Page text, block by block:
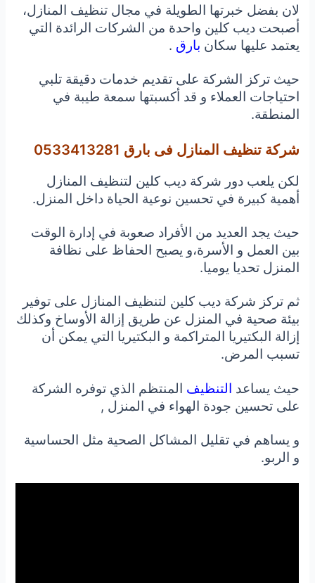
لان بفضل خبرتها الطويلة في مجال تنظيف المنازل،
أصبحت ديب كلين واحدة من الشركات الرائدة التي
يعتمد عليها سكان بارق .
حيث تركز الشركة على تقديم خدمات دقيقة تلبي
احتياجات العملاء و قد أكسبتها سمعة طيبة في
المنطقة.
شركة تنظيف المنازل فى بارق 0533413281
لكن يلعب دور شركة ديب كلين لتنظيف المنازل
أهمية كبيرة في تحسين نوعية الحياة داخل المنزل.
حيث يجد العديد من الأفراد صعوبة في إدارة الوقت
بين العمل و الأسرة،و يصبح الحفاظ على نظافة
المنزل تحديا يوميا.
ثم تركز شركة ديب كلين لتنظيف المنازل على توفير
بيئة صحية في المنزل عن طريق إزالة الأوساخ وكذلك
إزالة البكتيريا المتراكمة و البكتيريا التي يمكن أن
تسبب المرض.
حيث يساعد التنظيف المنتظم الذي توفره الشركة
على تحسين جودة الهواء في المنزل ,
و يساهم في تقليل المشاكل الصحية مثل الحساسية
و الربو.